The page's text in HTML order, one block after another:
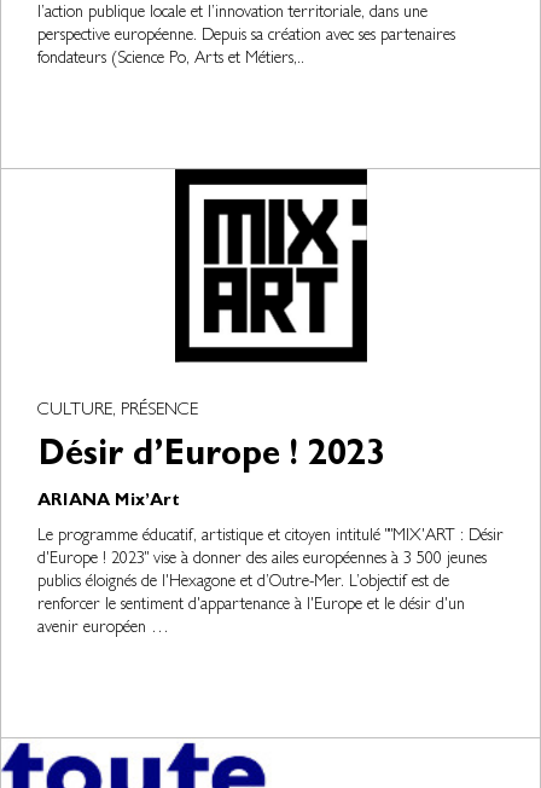
l’action publique locale et l’innovation territoriale, dans une
perspective européenne. Depuis sa création avec ses partenaires
fondateurs (Science Po, Arts et Métiers,..
CULTURE, PRÉSENCE
Désir d’Europe ! 2023
ARIANA Mix’Art
Le programme éducatif, artistique et citoyen intitulé ""MIX'ART : Désir
d'Europe ! 2023" vise à donner des ailes européennes à 3 500 jeunes
publics éloignés de l'Hexagone et d’Outre-Mer. L’objectif est de
renforcer le sentiment d'appartenance à l'Europe et le désir d'un
avenir européen …